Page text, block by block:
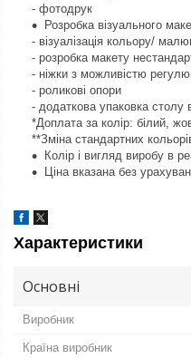
- фотодрук
Розробка візуального
- візуалізація кольору/
- розробка макету
- ніжки з можливістю
- роликові опори
- додаткова упаковка столу
*Доплата за колір: білий,
**Зміна стандартних
Колір і вигляд виробу в
Ціна вказана без
Характеристики
Основні
Виробник
Країна виробник